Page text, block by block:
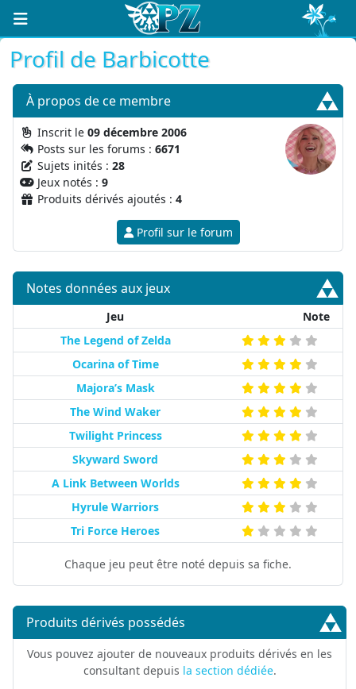
Profil de Barbicotte
À propos de ce membre
Inscrit le 09 décembre 2006
Posts sur les forums : 6671
Sujets inités : 28
Jeux notés : 9
Produits dérivés ajoutés : 4
Profil sur le forum
Notes données aux jeux
Jeu
Note
The Legend of Zelda
Ocarina of Time
Majora’s Mask
The Wind Waker
Twilight Princess
Skyward Sword
A Link Between Worlds
Hyrule Warriors
Tri Force Heroes
Chaque jeu peut être noté depuis sa fiche.
Produits dérivés possédés
Vous pouvez ajouter de nouveaux produits dérivés en les
consultant depuis la section dédiée.